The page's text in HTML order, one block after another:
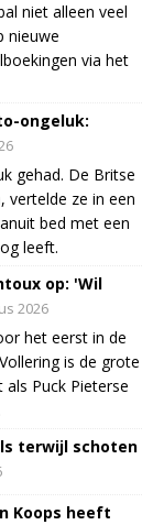
niet alleen veel
nieuwe
via het
ongeluk:
gehad. De Britse
vertelde ze in een
bed met een
leeft.
op: 'Wil
2026
het eerst in de
is de grote
Puck Pieterse
terwijl schoten
Koops heeft